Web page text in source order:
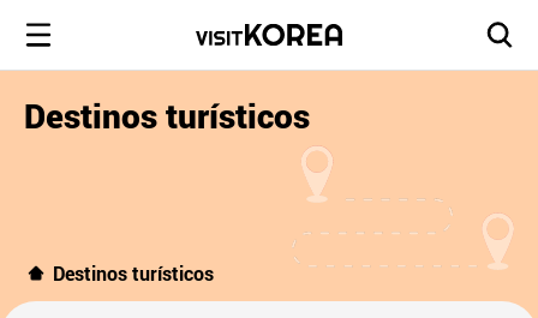
Destinos turísticos
Destinos turísticos